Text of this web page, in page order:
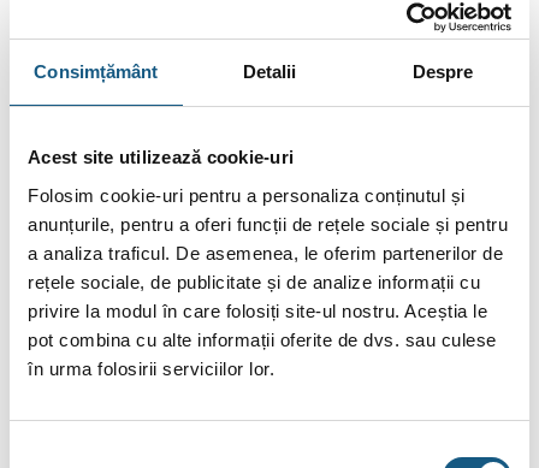
Consimțământ Detalii Despre
Acest site utilizează cookie-uri
Folosim cookie-uri pentru a personaliza conținutul și
anunțurile, pentru a oferi funcții de rețele sociale și pentru
a analiza traficul. De asemenea, le oferim partenerilor de
rețele sociale, de publicitate și de analize informații cu
privire la modul în care folosiți site-ul nostru. Aceștia le
pot combina cu alte informații oferite de dvs. sau culese
în urma folosirii serviciilor lor.
DESCRIERE
RECENZII (0)
Manson alunecator Rehau Rautitan 32
Mansonul REHAU RAUTITAN PX este un element esențial
pentru realizarea conexiunilor sigure și durabile în instalațiile
RAUTITAN și se bazează pe tehnologia cu manson